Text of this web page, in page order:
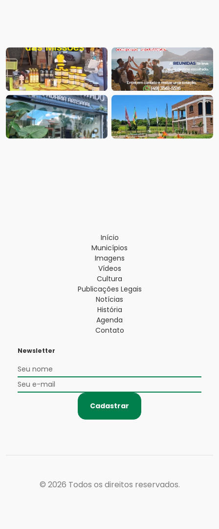
Início
Municípios
Imagens
Vídeos
Cultura
Publicações Legais
Notícias
História
Agenda
Contato
Newsletter
Cadastrar
© 2026 Todos os direitos reservados.